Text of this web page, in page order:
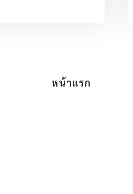
หน้าแรก